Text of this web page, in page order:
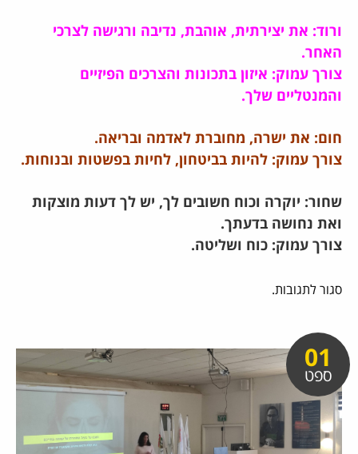
ורוד: את יצירתית, אוהבת, נדיבה ורגישה לצרכי
האחר.
צורך עמוק: איזון בתכונות והצרכים הפיזיים
והמנטליים שלך.
חום: את ישרה, מחוברת לאדמה ובריאה.
צורך עמוק: להיות בביטחון, לחיות בפשטות ובנוחות.
שחור: יוקרה וכוח חשובים לך, יש לך דעות מוצקות
ואת נחושה בדעתך.
צורך עמוק: כוח ושליטה.
סגור לתגובות.
01
ספט